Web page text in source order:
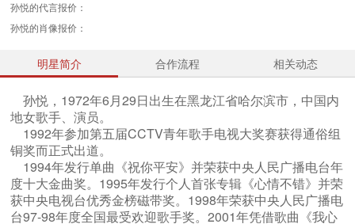
孙悦的代言报价：
孙悦的肖像报价：
明星简介 合作流程 相关动态
孙悦，1972年6月29日出生在黑龙江省哈尔滨市，中国内
地女歌手、演员。
1992年参加第五届CCTV青年歌手电视大奖赛获得通俗组
铜奖而正式出道。
1994年发行单曲《祝你平安》并荣获中央人民广播电台年
度十大金曲奖。1995年发行个人首张专辑《心情不错》并荣
获中央电视台优秀金榜磁带奖。1998年荣获中央人民广播电
台97-98年度全国最受欢迎歌手奖。2001年凭借歌曲《我心